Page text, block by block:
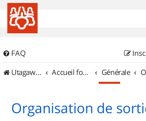
FAQ
UtagawaVTT (Randos VTT et VTTAE avec traces GPS)
Accueil forum Générale
Organisation de